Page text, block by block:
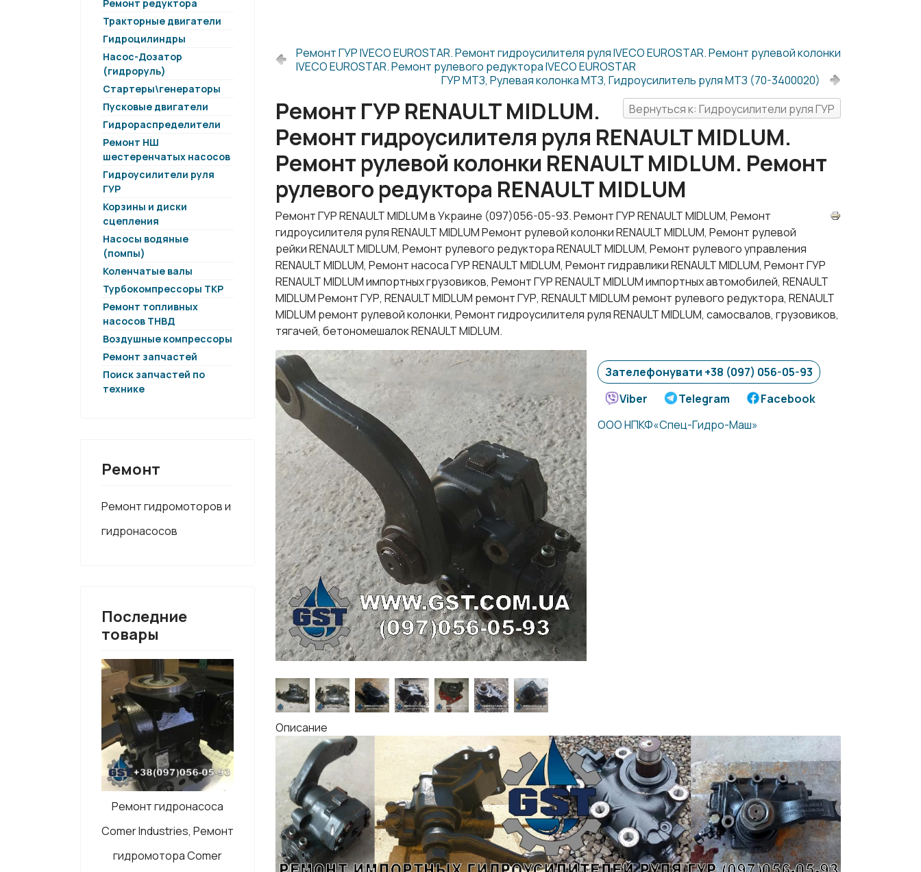
Ремонт редуктора
Тракторные двигатели
Гидроцилиндры
Насос-Дозатор
(гидроруль)
Стартеры\генераторы
Пусковые двигатели
Гидрораспределители
Ремонт НШ
шестеренчатых насосов
Гидроусилители руля
ГУР
Корзины и диски
сцепления
Насосы водяные
(помпы)
Коленчатые валы
Турбокомпрессоры ТКР
Ремонт топливных
насосов ТНВД
Воздушные компрессоры
Ремонт запчастей
Поиск запчастей по
технике
Ремонт
Ремонт гидромоторов и
гидронасосов
Последние
товары
Ремонт гидронасоса
Comer Industries, Ремонт
гидромотора Comer
Ремонт ГУР IVECO EUROSTAR. Ремонт гидроусилителя руля IVECO EUROSTAR. Ремонт рулевой колонки
IVECO EUROSTAR. Ремонт рулевого редуктора IVECO EUROSTAR
ГУР МТЗ, Рулевая колонка МТЗ, Гидроусилитель руля МТЗ (70-3400020)
Вернуться к: Гидроусилители руля ГУР
Ремонт ГУР RENAULT MIDLUM.
Ремонт гидроусилителя руля RENAULT MIDLUM.
Ремонт рулевой колонки RENAULT MIDLUM. Ремонт
рулевого редуктора RENAULT MIDLUM
Ремонт ГУР RENAULT MIDLUM в Украине (097)056-05-93. Ремонт ГУР RENAULT MIDLUM, Ремонт
гидроусилителя руля RENAULT MIDLUM Ремонт рулевой колонки RENAULT MIDLUM, Ремонт рулевой
рейки RENAULT MIDLUM, Ремонт рулевого редуктора RENAULT MIDLUM, Ремонт рулевого управления
RENAULT MIDLUM, Ремонт насоса ГУР RENAULT MIDLUM, Ремонт гидравлики RENAULT MIDLUM, Ремонт ГУР
RENAULT MIDLUM импортных грузовиков, Ремонт ГУР RENAULT MIDLUM импортных автомобилей, RENAULT
MIDLUM Ремонт ГУР, RENAULT MIDLUM ремонт ГУР, RENAULT MIDLUM ремонт рулевого редуктора, RENAULT
MIDLUM ремонт рулевой колонки, Ремонт гидроусилителя руля RENAULT MIDLUM, cамосвалов, грузовиков,
тягачей, бетономешалок RENAULT MIDLUM.
Зателефонувати +38 (097) 056-05-93
Viber
Telegram
Facebook
ООО НПКФ«Спец-Гидро-Маш»
Описание